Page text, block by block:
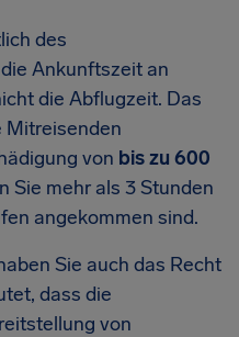
des
Ankunftszeit an
die Abflugzeit. Das
Mitreisenden
von bis zu 600
Sie mehr als 3 Stunden
angekommen sind.
Sie auch das Recht
dass die
von